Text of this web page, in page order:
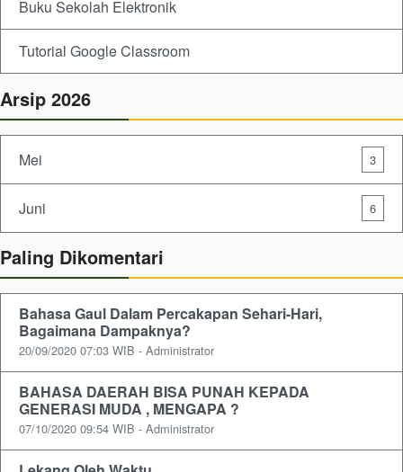
Buku Sekolah Elektronik
Tutorial Google Classroom
Arsip 2026
Mei 3
Juni 6
Paling Dikomentari
Bahasa Gaul Dalam Percakapan Sehari-Hari,
Bagaimana Dampaknya?
20/09/2020 07:03 WIB - Administrator
BAHASA DAERAH BISA PUNAH KEPADA
GENERASI MUDA , MENGAPA ?
07/10/2020 09:54 WIB - Administrator